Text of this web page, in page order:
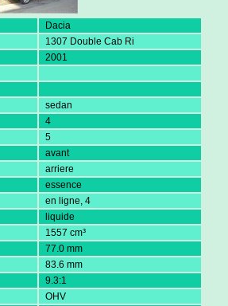
Dacia
1307 Double Cab Ri
2001
sedan
4
5
avant
arriere
essence
en ligne, 4
liquide
1557 cm³
77.0 mm
83.6 mm
9.3:1
OHV